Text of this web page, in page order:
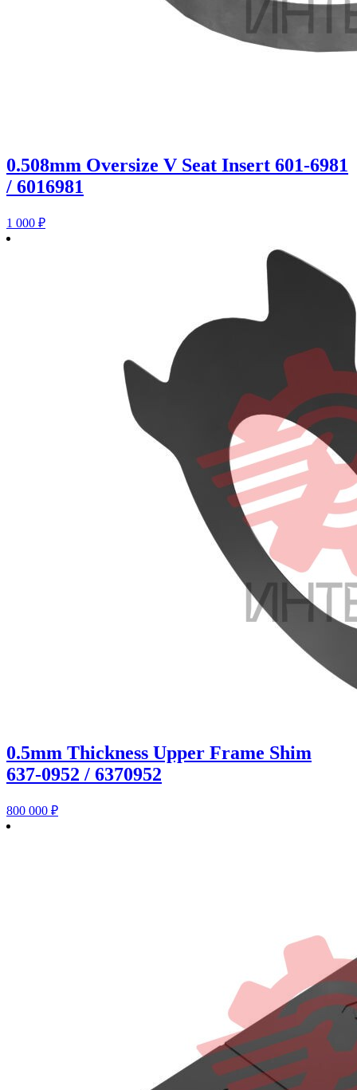
0.508mm Oversize V Seat Insert 601-6981
/ 6016981
1 000 ₽
0.5mm Thickness Upper Frame Shim
637-0952 / 6370952
800 000 ₽